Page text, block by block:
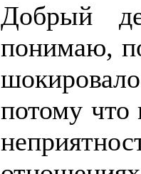
Добрый
понимаю,
потому